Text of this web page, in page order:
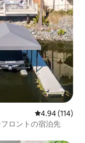
レビュー114
4.94 (114)
ロントの宿泊先